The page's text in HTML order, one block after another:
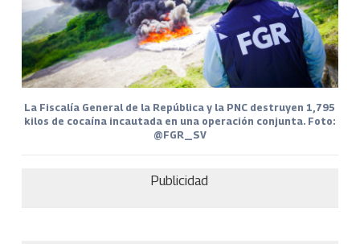
La Fiscalía General de la República y la PNC destruyen 1,795
kilos de cocaína incautada en una operación conjunta. Foto:
@FGR_SV
Publicidad